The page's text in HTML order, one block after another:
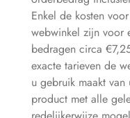
Enkel de kosten
webwinkel zijn voor
bedragen circa
exacte tarieven de
u gebruik maakt
product met alle